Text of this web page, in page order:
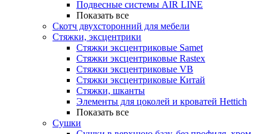
Подвесные системы AIR LINE
Показать все
Скотч двухсторонний для мебели
Стяжки, эксцентрики
Cтяжки эксцентриковые Samet
Стяжки эксцентриковые Rastex
Стяжки эксцентриковые VB
Стяжки эксцентриковые Китай
Стяжки, шканты
Элементы для цоколей и кроватей Hettich
Показать все
Сушки